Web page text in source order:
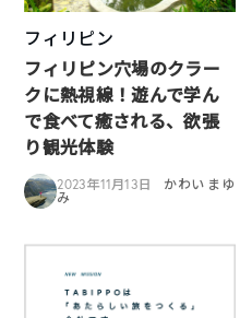
フィリピン
フィリピン穴場のクラー
クに熱視線！遊んで学ん
で食べて癒される、欲張
り観光体験
2023年11月13日
かわい まゆ
み